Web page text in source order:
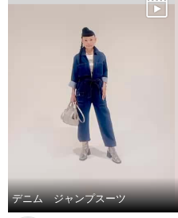
デニム ジャンプスーツ